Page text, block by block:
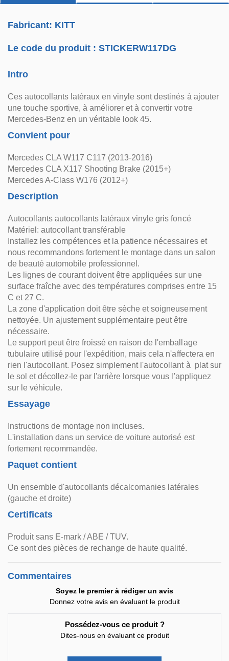
Fabricant: KITT
Le code du produit :STICKERW117DG
Intro
Ces autocollants latéraux en vinyle sont destinés à ajouter
une touche sportive, à améliorer et à convertir votre
Mercedes-Benz en un véritable look 45.
Convient pour
Mercedes CLA W117 C117 (2013-2016)
Mercedes CLA X117 Shooting Brake (2015+)
Mercedes A-Class W176 (2012+)
Description
Autocollants autocollants latéraux vinyle gris foncé
Matériel: autocollant transférable
Installez les compétences et la patience nécessaires et
nous recommandons fortement le montage dans un salon
de beauté automobile professionnel.
Les lignes de courant doivent être appliquées sur une
surface fraîche avec des températures comprises entre 15
C et 27 C.
La zone d'application doit être sèche et soigneusement
nettoyée. Un ajustement supplémentaire peut être
nécessaire.
Le support peut être froissé en raison de l'emballage
tubulaire utilisé pour l'expédition, mais cela n'affectera en
rien l'autocollant. Posez simplement l'autocollant à plat sur
le sol et décollez-le par l'arrière lorsque vous l'appliquez
sur le véhicule.
Essayage
Instructions de montage non incluses.
L'installation dans un service de voiture autorisé est
fortement recommandée.
Paquet contient
Un ensemble d'autocollants décalcomanies latérales
(gauche et droite)
Certificats
Produit sans E-mark / ABE / TUV.
Ce sont des pièces de rechange de haute qualité.
Commentaires
Soyez le premier à rédiger un avis
Donnez votre avis en évaluant le produit
Possédez-vous ce produit ?
Dites-nous en évaluant ce produit